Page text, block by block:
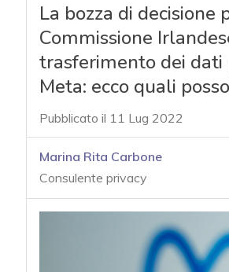
La bozza di
Commissione
trasferimento dei dati
Meta: ecco quali
Pubblicato il 11 Lug 2022
Marina Rita Carbone
Consulente privacy